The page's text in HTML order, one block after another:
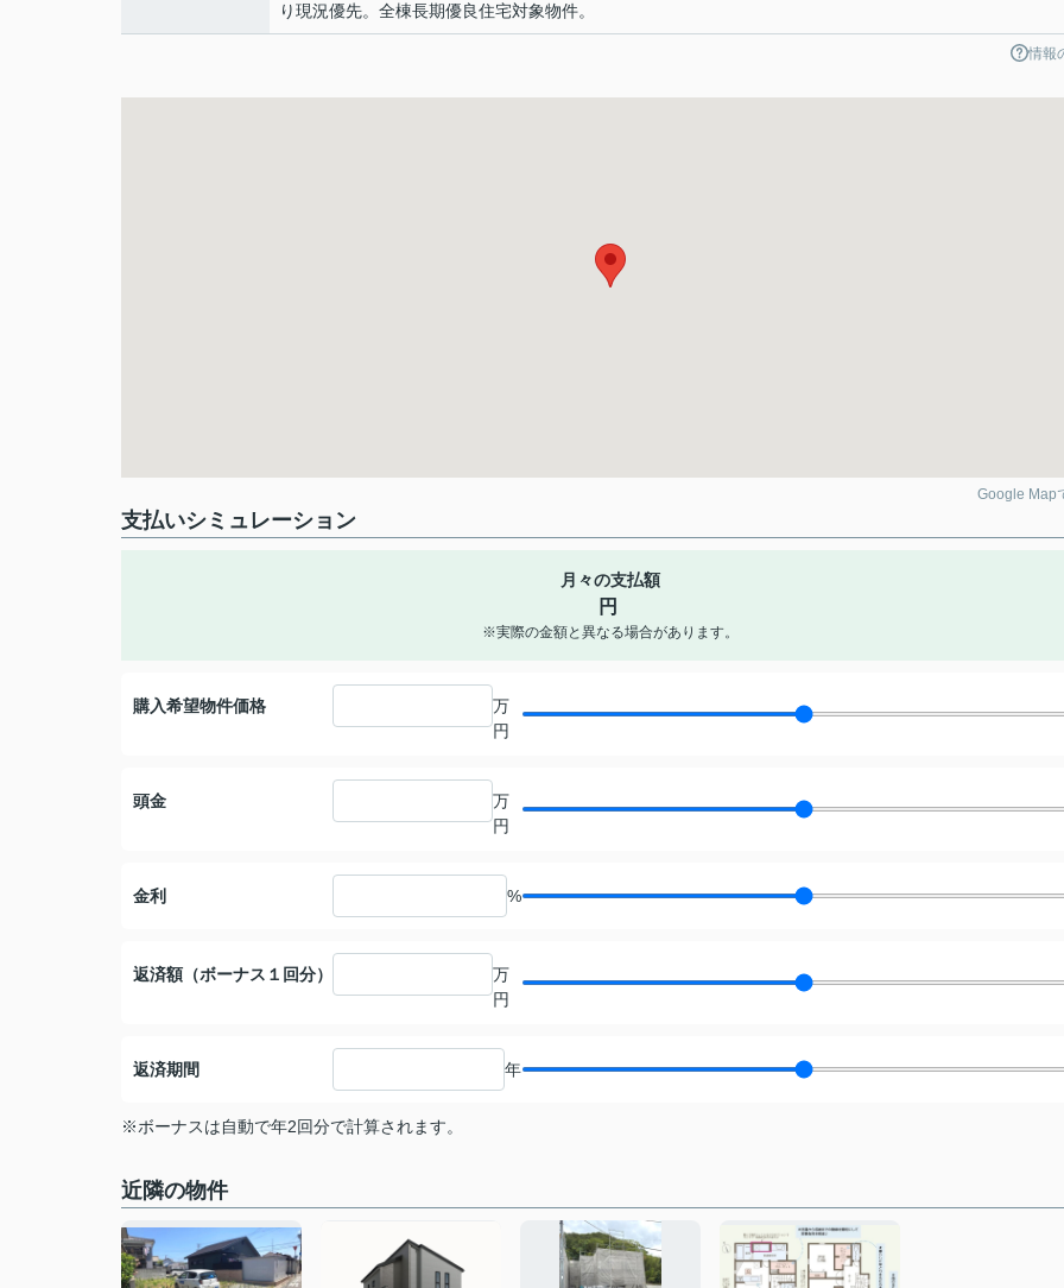
り現況優先。全棟長期優良住宅対象物件。
情報
Google Map
支払いシミュレーション
月々の支払額
円
※実際の金額と異なる場合があります。
購入希望物件価格
万
円
頭金
万
円
金利 %
返済額（ボーナス１回分）
万
円
返済期間 年
※ボーナスは自動で年2回分で計算されます。
近隣の物件